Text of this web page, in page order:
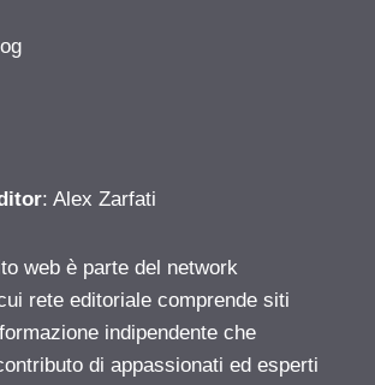
: Alex Zarfati
web è parte del network
rete editoriale comprende siti
indipendente che
di appassionati ed esperti